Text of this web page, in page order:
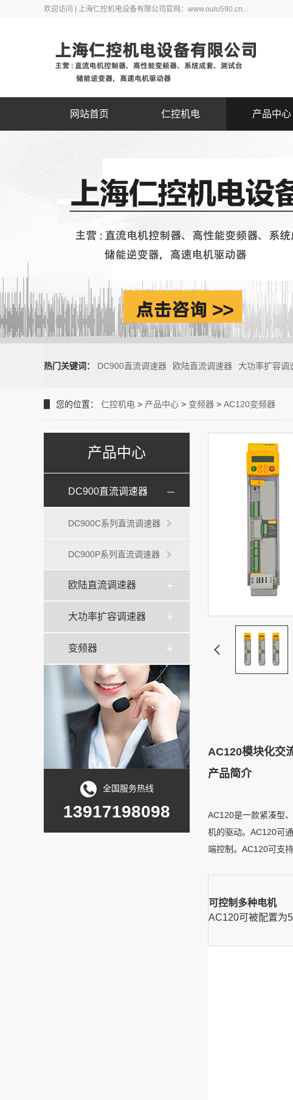
欢迎访问 | 上海仁控机电设备有限公司官网：www.oulu590.cn...
网站首页 仁控机电 产品中心
热门关键词： DC900直流调速器 欧陆直流调速器 大功率扩容调
您的位置： 仁控机电 > 产品中心 > 变频器 > AC120变频器
产品中心
DC900直流调速器
DC900C系列直流调速器
DC900P系列直流调速器
欧陆直流调速器
大功率扩容调速器
变频器
全国服务热线
13917198098
AC120模块化交
产品简介
AC120是一款紧凑型
机的驱动。AC120可
端控制。AC120可支
可控制多种电机
AC120可被配置为